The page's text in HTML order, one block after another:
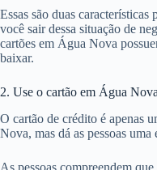
Essas são duas
você sair dessa situação de
cartões em Água Nova
baixar.
2. Use o cartão em Água
O cartão de crédito é apenas
Nova, mas dá as pessoas uma
As pessoas compreendem